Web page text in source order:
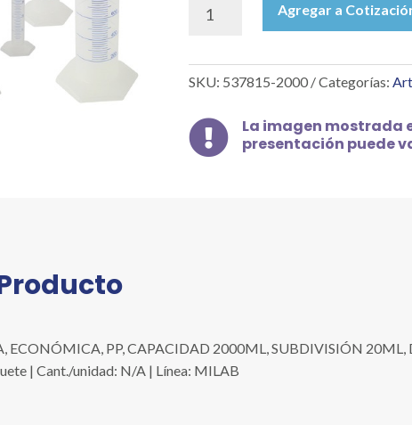
2000
PROBETA
IMPRESA,
PP,
CAPACIDAD
cantidad
Agregar a
SKU: 537815-2000 Categorías:

La imagen mostrada
presentación puede
ECONÓMICA, PP, CAPACIDAD 2000ML, SUBDIVISIÓN
| Cant./unidad: N/A | Línea: MILAB